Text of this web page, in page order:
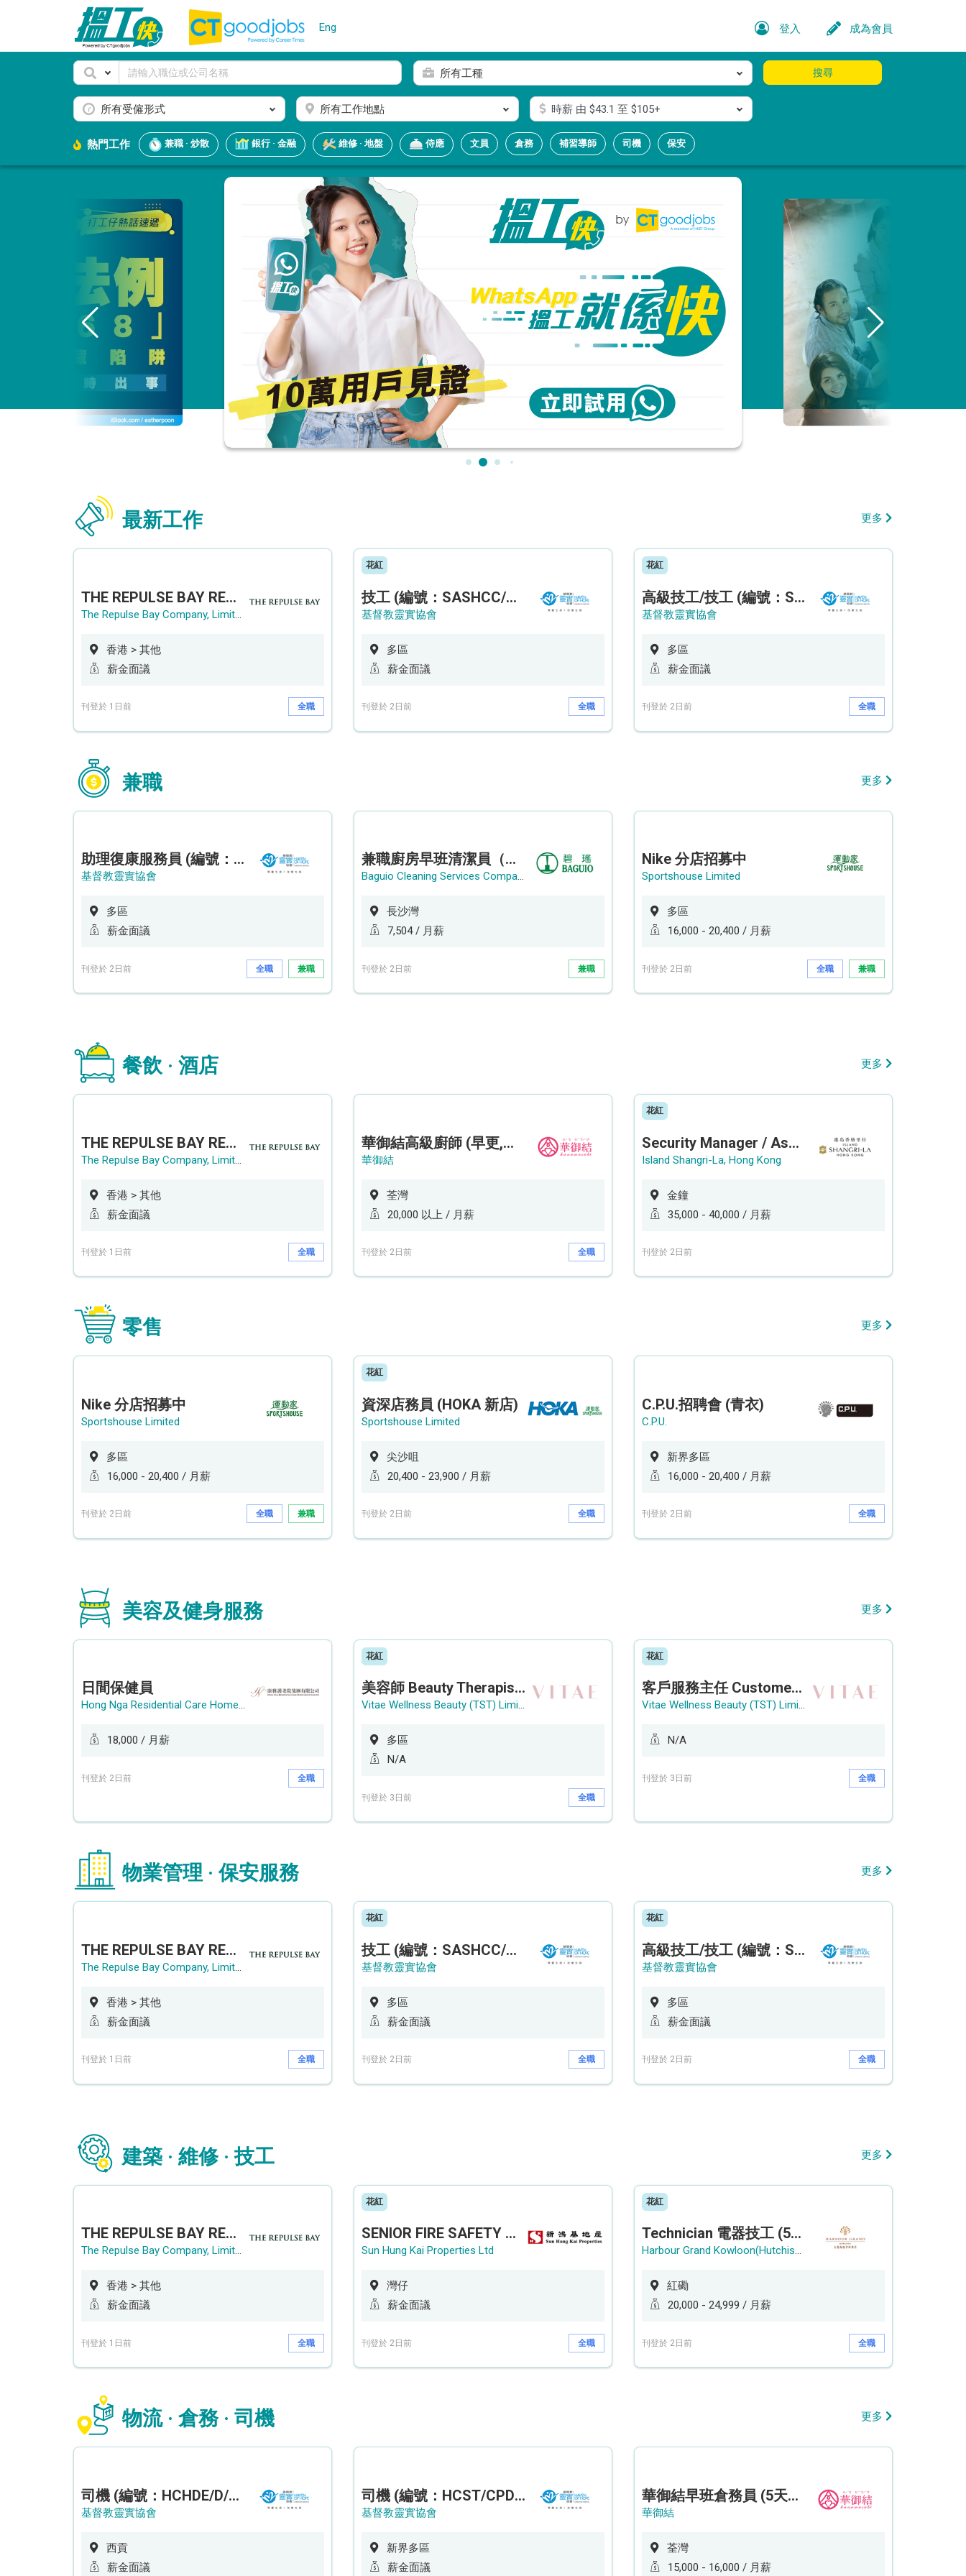
Eng 登入 成為會員
所有工種
所有受僱形式 所有工作地點 時薪由 $43.1 至 $105+
搜尋
熱門工作 兼職 · 炒散 銀行 · 金融 維修 · 地盤 侍應 文員 倉務 補習導師 司機 保安
最新工作 更多
THE REPULSE BAY RECRUITMENT DAY 淺水灣影灣園人才招聘會
The Repulse Bay Company, Limited
香港 > 其他
薪金面議
刊登於 1日前 全職
花紅
技工 (編號：SASHCC/A/CTE)
基督教靈實協會
多區
薪金面議
刊登於 2日前 全職
花紅
高級技工/技工 (編號：SSO/FM/A/CTE)
基督教靈實協會
多區
薪金面議
刊登於 2日前 全職
兼職 更多
助理復康服務員 (編號：RSD/ARSW/CTE)
基督教靈實協會
多區
薪金面議
刊登於 2日前 全職 兼職
兼職廚房早班清潔員（長沙灣）
Baguio Cleaning Services Company Limited
長沙灣
7,504 / 月薪
刊登於 2日前 兼職
Nike 分店招募中
Sportshouse Limited
多區
16,000 - 20,400 / 月薪
刊登於 2日前 全職 兼職
餐飲 · 酒店 更多
THE REPULSE BAY RECRUITMENT DAY 淺水灣影灣園人才招聘會
The Repulse Bay Company, Limited
香港 > 其他
薪金面議
刊登於 1日前 全職
華御結高級廚師 (早更,中央廚房)*底薪可達20k* (5天工作週)
華御結
荃灣
20,000 以上 / 月薪
刊登於 2日前 全職
花紅
Security Manager / Assistant Security Manager
Island Shangri-La, Hong Kong
金鐘
35,000 - 40,000 / 月薪
刊登於 2日前
零售 更多
Nike 分店招募中
Sportshouse Limited
多區
16,000 - 20,400 / 月薪
刊登於 2日前 全職 兼職
花紅
資深店務員 (HOKA 新店)
Sportshouse Limited
尖沙咀
20,400 - 23,900 / 月薪
刊登於 2日前 全職
C.P.U.招聘會 (青衣)
C.P.U.
新界多區
16,000 - 20,400 / 月薪
刊登於 2日前 全職
美容及健身服務 更多
日間保健員
Hong Nga Residential Care Home Group Limited
18,000 / 月薪
刊登於 2日前 全職
花紅
美容師 Beauty Therapist (銅鑼灣 / 尖沙咀)
Vitae Wellness Beauty (TST) Limited
多區
N/A
刊登於 3日前 全職
花紅
客戶服務主任 Customer Service Officer (銅鑼灣)
Vitae Wellness Beauty (TST) Limited
N/A
刊登於 3日前 全職
物業管理 · 保安服務 更多
THE REPULSE BAY RECRUITMENT DAY 淺水灣影灣園人才招聘會
The Repulse Bay Company, Limited
香港 > 其他
薪金面議
刊登於 1日前 全職
花紅
技工 (編號：SASHCC/A/CTE)
基督教靈實協會
多區
薪金面議
刊登於 2日前 全職
花紅
高級技工/技工 (編號：SSO/FM/A/CTE)
基督教靈實協會
多區
薪金面議
刊登於 2日前 全職
建築 · 維修 · 技工 更多
THE REPULSE BAY RECRUITMENT DAY 淺水灣影灣園人才招聘會
The Repulse Bay Company, Limited
香港 > 其他
薪金面議
刊登於 1日前 全職
花紅
SENIOR FIRE SAFETY OFFICER / FIRE SAFETY OFFICER
Sun Hung Kai Properties Ltd
灣仔
薪金面議
刊登於 2日前 全職
花紅
Technician 電器技工 (5-Day Work Week)
Harbour Grand Kowloon(Hutchison Hotel Hong Kong Limited)
紅磡
20,000 - 24,999 / 月薪
刊登於 2日前 全職
物流 · 倉務 · 司機 更多
司機 (編號：HCHDE/D/CTE)
基督教靈實協會
西貢
薪金面議
司機 (編號：HCST/CPD/CTE)
基督教靈實協會
新界多區
薪金面議
華御結早班倉務員 (5天工作週)
華御結
荃灣
15,000 - 16,000 / 月薪